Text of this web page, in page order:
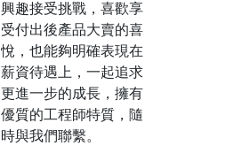
興趣接受挑戰，喜歡享
受付出後產品大賣的喜
悅，也能夠明確表現在
薪資待遇上，一起追求
更進一步的成長，擁有
優質的工程師特質，隨
時與我們聯繫。